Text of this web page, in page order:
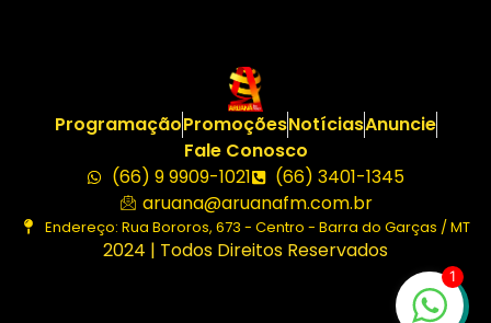
ProgramaçãoPromoçõesNotíciasAnuncie
Fale Conosco
(66) 9 9909-1021
(66) 3401-1345
aruana@aruanafm.com.br
Endereço: Rua Bororos, 673 - Centro - Barra do Garças / MT
2024 | Todos Direitos Reservados
1